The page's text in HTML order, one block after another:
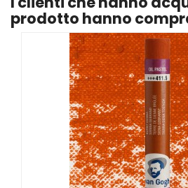
prodotto hanno